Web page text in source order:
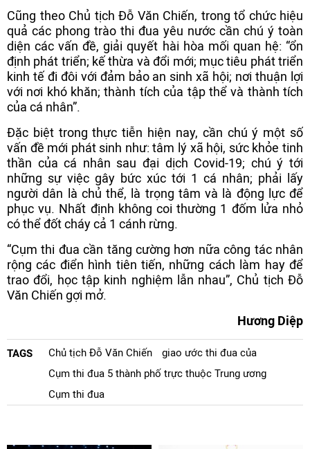
Cũng theo Chủ tịch Đỗ Văn Chiến, trong tổ chức hiệu
quả các phong trào thi đua yêu nước cần chú ý toàn
diện các vấn đề, giải quyết hài hòa mối quan hệ: “ổn
định phát triển; kế thừa và đổi mới; mục tiêu phát triển
kinh tế đi đôi với đảm bảo an sinh xã hội; nơi thuận lợi
với nơi khó khăn; thành tích của tập thể và thành tích
của cá nhân”.
Đặc biệt trong thực tiễn hiện nay, cần chú ý một số
vấn đề mới phát sinh như: tâm lý xã hội, sức khỏe tinh
thần của cá nhân sau đại dịch Covid-19; chú ý tới
những sự việc gây bức xúc tới 1 cá nhân; phải lấy
người dân là chủ thể, là trọng tâm và là động lực để
phục vụ. Nhất định không coi thường 1 đốm lửa nhỏ
có thể đốt cháy cả 1 cánh rừng.
“Cụm thi đua cần tăng cường hơn nữa công tác nhân
rộng các điển hình tiên tiến, những cách làm hay để
trao đổi, học tập kinh nghiệm lẫn nhau”, Chủ tịch Đỗ
Văn Chiến gợi mở.
Hương Diệp
TAGS Chủ tịch Đỗ Văn Chiến
giao ước thi đua của
Cụm thi đua 5 thành phố trực thuộc Trung ương
Cụm thi đua